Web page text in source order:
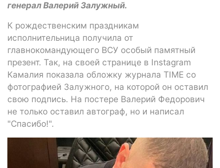
генерал Валерий Залужный.
К рождественским праздникам
исполнительница получила от
главнокомандующего ВСУ особый памятный
презент. Так, на своей странице в Instagram
Камалия показала обложку журнала TIME со
фотографией Залужного, на которой он оставил
свою подпись. На постере Валерий Федорович
не только оставил автограф, но и написал
"Спасибо!".